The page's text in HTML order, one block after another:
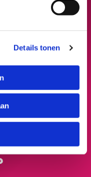
Details tonen